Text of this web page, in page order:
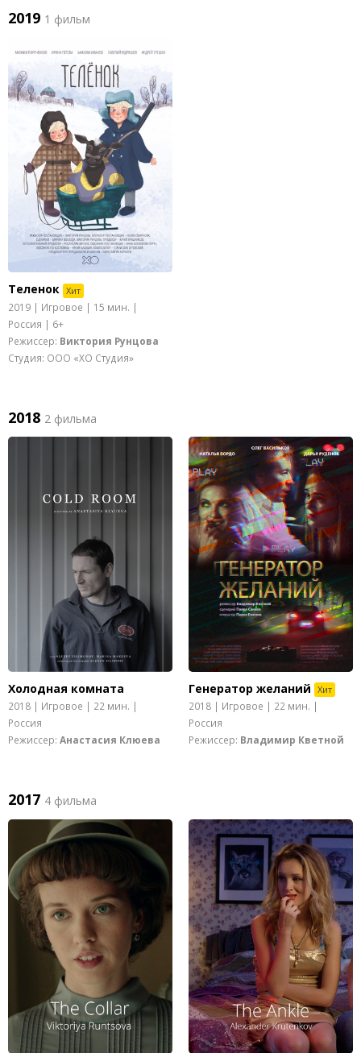
2019 1 фильм
Теленок Хит
2019 | Игровое | 15 мин. |
Россия | 6+
Режиссер: Виктория Рунцова
Студия: ООО «ХО Студия»
2018 2 фильма
Холодная комната
2018 | Игровое | 22 мин. |
Россия
Режиссер: Анастасия Клюева
Генератор желаний Хит
2018 | Игровое | 22 мин. |
Россия
Режиссер: Владимир Кветной
2017 4 фильма